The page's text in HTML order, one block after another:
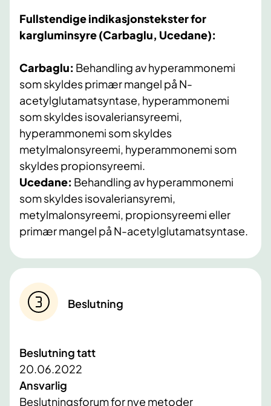
Fullstendige indikasjonstekster for
kargluminsyre(Carbaglu, Ucedane):
Carbaglu: Behandling av hyperammonemi
som skyldes primær mangel på N-
acetylglutamatsyntase, hyperammonemi
som skyldes isovaleriansyreemi,
hyperammonemi som skyldes
metylmalonsyreemi, hyperammonemi som
skyldes propionsyreemi.
Ucedane: Behandling av hyperammonemi
som skyldes isovaleriansyremi,
metylmalonsyreemi, propionsyreemi eller
primær mangel på N-acetylglutamatsyntase
Beslutning
Beslutning tatt
20.06.2022
Ansvarlig
Beslutningsforum for nye metoder